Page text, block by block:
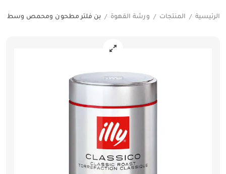
الرئيسية / المنتجات / ورشة القهوة / بن فلتر مطحون ومحمص وسط